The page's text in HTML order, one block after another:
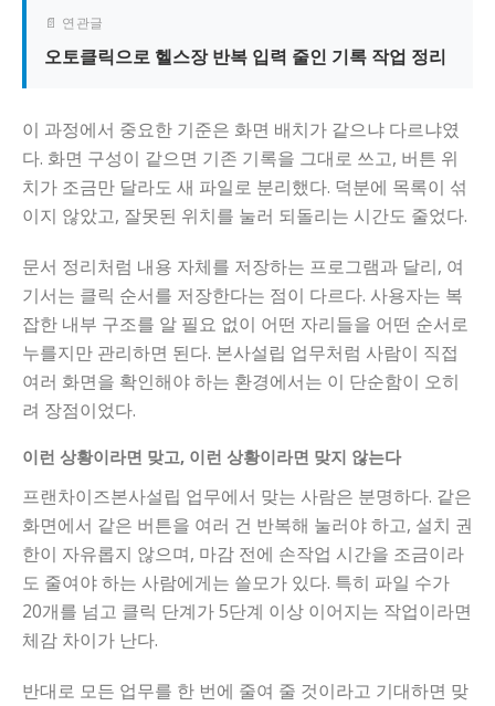
📄 연관글
오토클릭으로 헬스장 반복 입력 줄인 기록 작업 정리
이 과정에서 중요한 기준은 화면 배치가 같으냐 다르냐였
다. 화면 구성이 같으면 기존 기록을 그대로 쓰고, 버튼 위
치가 조금만 달라도 새 파일로 분리했다. 덕분에 목록이 섞
이지 않았고, 잘못된 위치를 눌러 되돌리는 시간도 줄었다.
문서 정리처럼 내용 자체를 저장하는 프로그램과 달리, 여
기서는 클릭 순서를 저장한다는 점이 다르다. 사용자는 복
잡한 내부 구조를 알 필요 없이 어떤 자리들을 어떤 순서로
누를지만 관리하면 된다. 본사설립 업무처럼 사람이 직접
여러 화면을 확인해야 하는 환경에서는 이 단순함이 오히
려 장점이었다.
이런 상황이라면 맞고, 이런 상황이라면 맞지 않는다
프랜차이즈본사설립 업무에서 맞는 사람은 분명하다. 같은
화면에서 같은 버튼을 여러 건 반복해 눌러야 하고, 설치 권
한이 자유롭지 않으며, 마감 전에 손작업 시간을 조금이라
도 줄여야 하는 사람에게는 쓸모가 있다. 특히 파일 수가
20개를 넘고 클릭 단계가 5단계 이상 이어지는 작업이라면
체감 차이가 난다.
반대로 모든 업무를 한 번에 줄여 줄 것이라고 기대하면 맞